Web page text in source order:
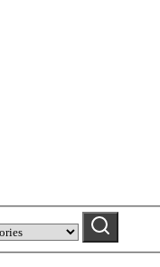
Pesquisar